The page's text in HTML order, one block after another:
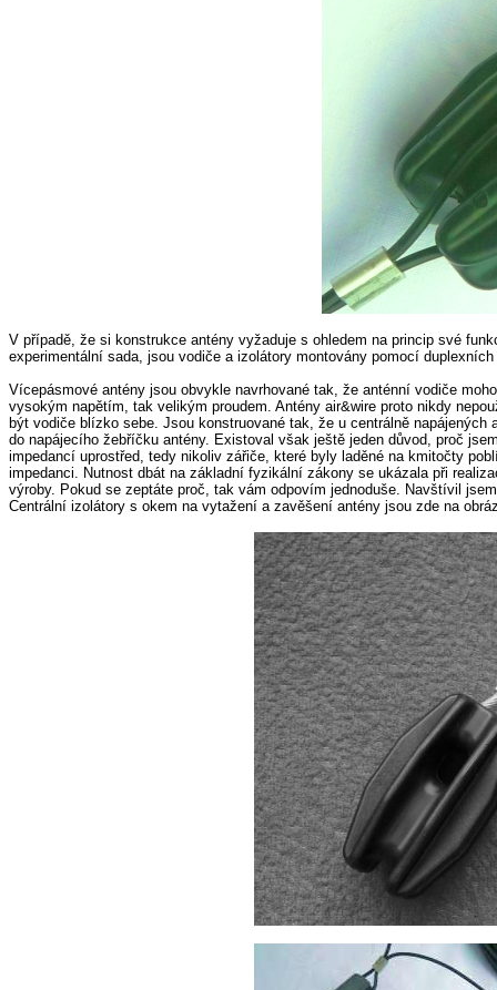
V případě, že si konstrukce antény vyžaduje s ohledem na princip své
experimentální sada, jsou vodiče a izolátory montovány pomocí
Vícepásmové antény jsou obvykle navrhované tak, že anténní vodiče
vysokým napětím, tak velikým proudem. Antény air&wire proto nikdy
být vodiče blízko sebe. Jsou konstruované tak, že u centrálně
do napájecího žebříčku antény. Existoval však ještě jeden důvod, proč
impedancí uprostřed, tedy nikoliv zářiče, které byly laděné na kmitočty
impedanci. Nutnost dbát na základní fyzikální zákony se ukázala při
výroby. Pokud se zeptáte proč, tak vám odpovím jednoduše. Navštívil
Centrální izolátory s okem na vytažení a zavěšení antény jsou zde na